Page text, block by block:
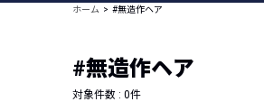
ブランドから探す
新着アイテム
編集部のおすすめアイテム
ホーム #無造作ヘア
#無造作ヘア
対象件数 : 0件